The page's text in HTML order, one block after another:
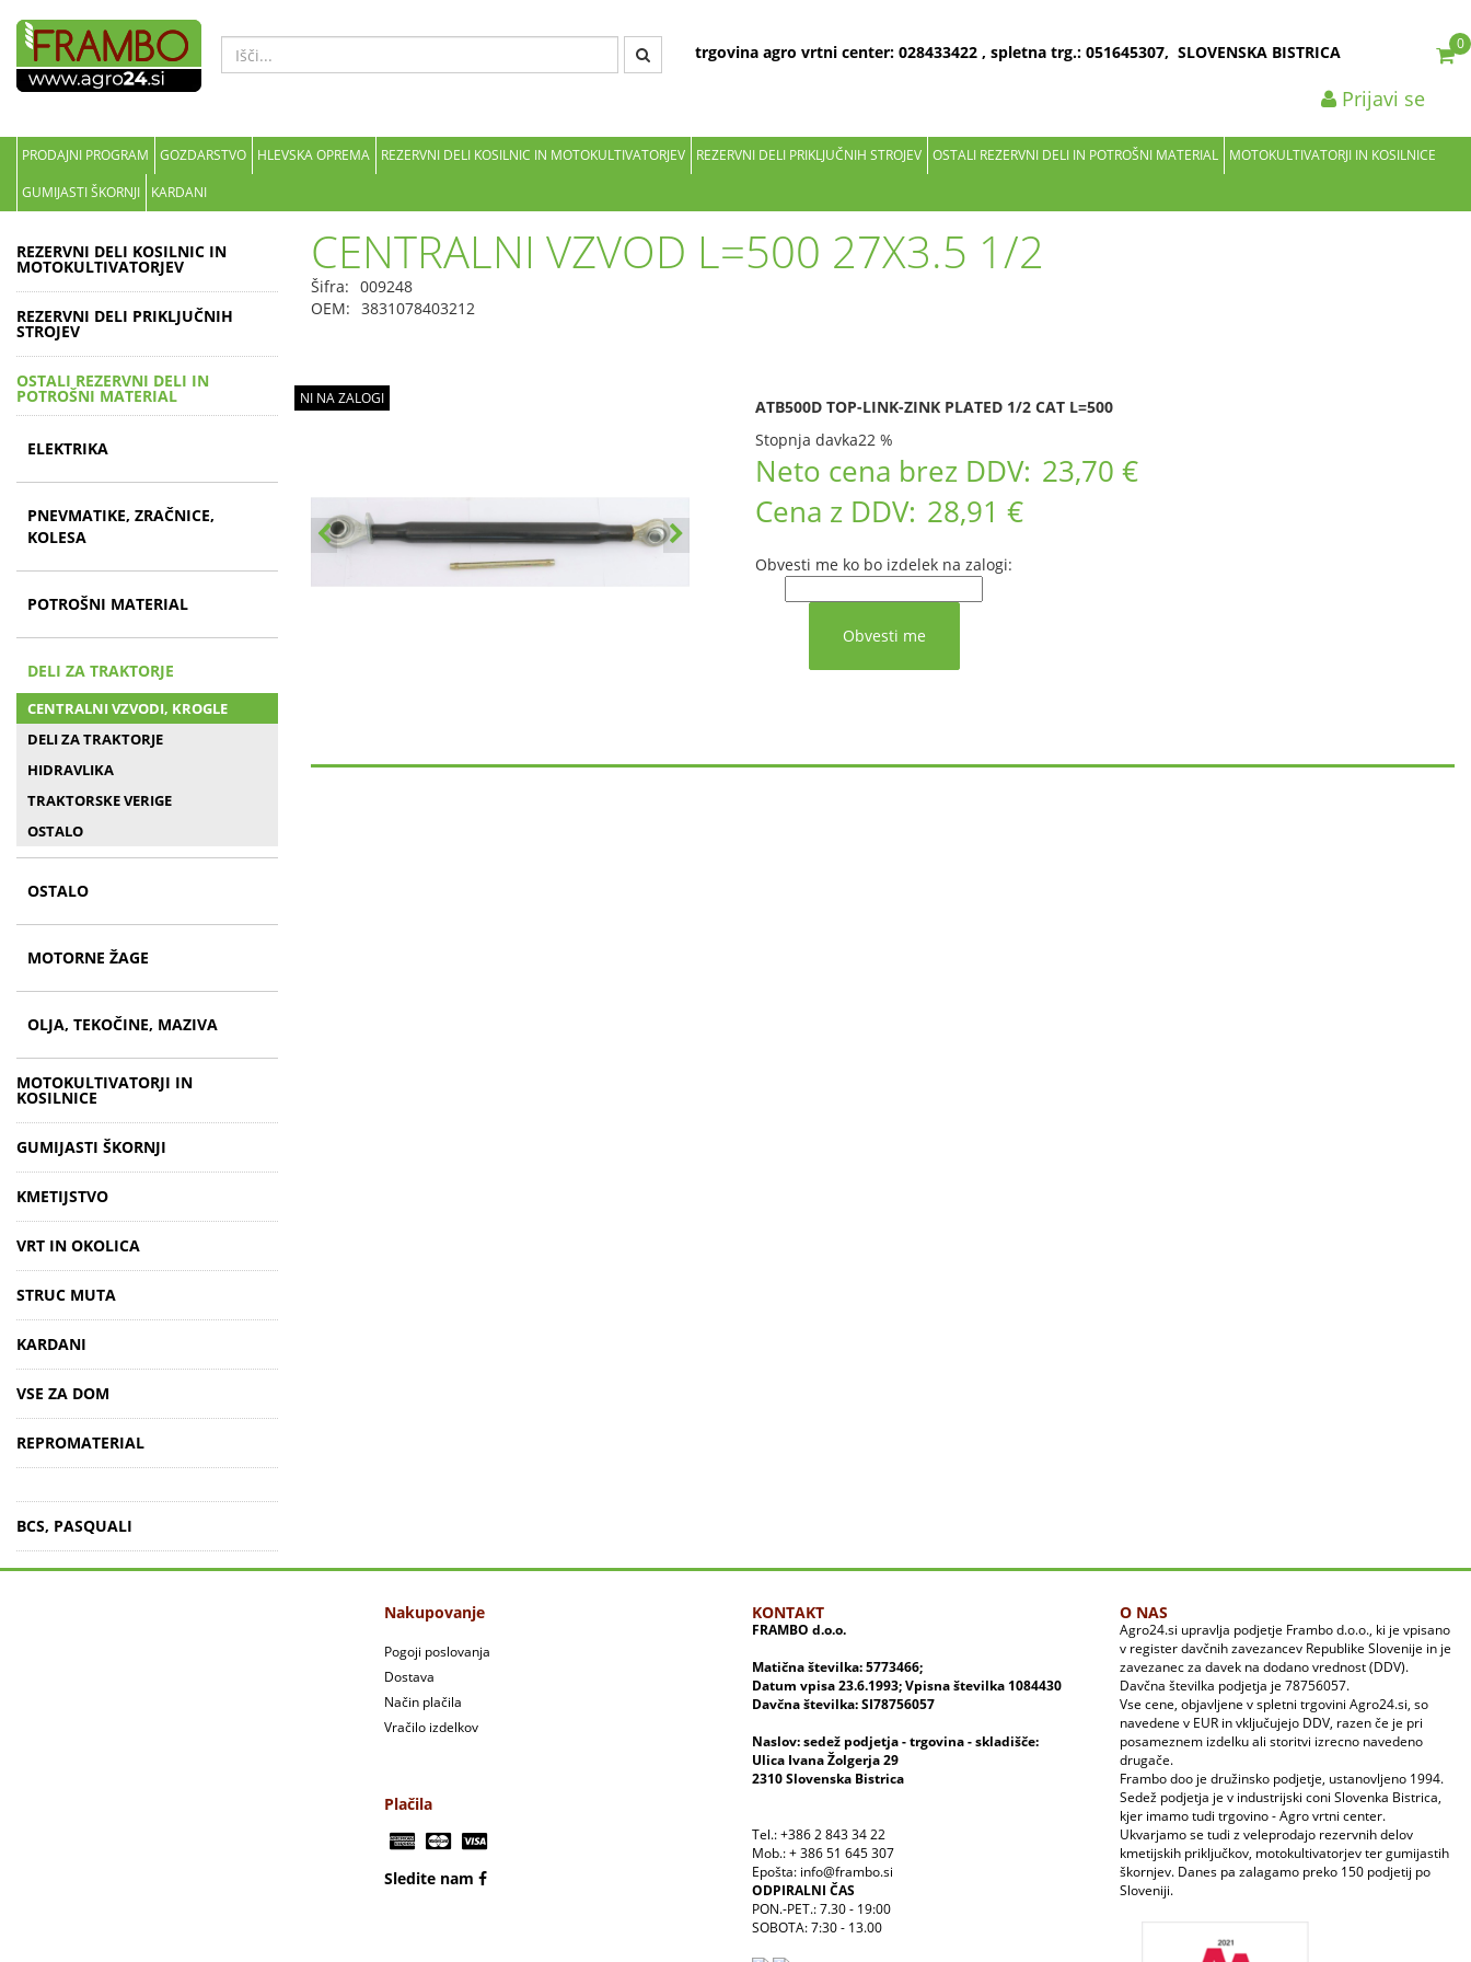
trgovina agro vrtni center: 028433422 , spletna trg.: 051645307, SLOVENSKA BISTRICA 0
Prijavi se
PRODAJNI PROGRAM GOZDARSTVO HLEVSKA OPREMA REZERVNI DELI KOSILNIC IN MOTOKULTIVATORJEV REZERVNI DELI PRIKLJUČNIH STROJEV OSTALI REZERVNI DELI IN POTROŠNI MATERIAL
MOTOKULTIVATORJI IN KOSILNICE
GUMIJASTI ŠKORNJI
KARDANI
REZERVNI DELI KOSILNIC IN
MOTOKULTIVATORJEV
REZERVNI DELI PRIKLJUČNIH
STROJEV
OSTALI REZERVNI DELI IN
POTROŠNI MATERIAL
ELEKTRIKA
PNEVMATIKE, ZRAČNICE,
KOLESA
POTROŠNI MATERIAL
DELI ZA TRAKTORJE
CENTRALNI VZVODI, KROGLE
DELI ZA TRAKTORJE
HIDRAVLIKA
TRAKTORSKE VERIGE
OSTALO
OSTALO
MOTORNE ŽAGE
OLJA, TEKOČINE, MAZIVA
MOTOKULTIVATORJI IN
KOSILNICE
GUMIJASTI ŠKORNJI
KMETIJSTVO
VRT IN OKOLICA
STRUC MUTA
KARDANI
VSE ZA DOM
REPROMATERIAL
BCS, PASQUALI
CENTRALNI VZVOD L=500 27X3.5 1/2
Šifra: 009248
OEM: 3831078403212
NI NA ZALOGI
ATB500D TOP-LINK-ZINK PLATED 1/2 CAT L=500
Stopnja davka22 %
Neto cena brez DDV: 23,70 €
Cena z DDV: 28,91 €
Obvesti me ko bo izdelek na zalogi:
Nakupovanje
Pogoji poslovanja
Dostava
Način plačila
Vračilo izdelkov
Plačila
Sledite nam
KONTAKT
FRAMBO d.o.o.
Matična številka: 5773466;
Datum vpisa 23.6.1993; Vpisna številka 1084430
Davčna številka: SI78756057
Naslov: sedež podjetja - trgovina - skladišče:
Ulica Ivana Žolgerja 29
2310 Slovenska Bistrica
Tel.: +386 2 843 34 22
Mob.: + 386 51 645 307
Epošta: info@frambo.si
ODPIRALNI ČAS
PON.-PET.: 7.30 - 19:00
SOBOTA: 7:30 - 13.00
O NAS
Agro24.si upravlja podjetje Frambo d.o.o., ki je vpisano
v register davčnih zavezancev Republike Slovenije in je
zavezanec za davek na dodano vrednost (DDV).
Davčna številka podjetja je 78756057.
Vse cene, objavljene v spletni trgovini Agro24.si, so
navedene v EUR in vključujejo DDV, razen če je pri
posameznem izdelku ali storitvi izrecno navedeno
drugače.
Frambo doo je družinsko podjetje, ustanovljeno 1994.
Sedež podjetja je v industrijski coni Slovenka Bistrica,
kjer imamo tudi trgovino - Agro vrtni center.
Ukvarjamo se tudi z veleprodajo rezervnih delov
kmetijskih priključkov, motokultivatorjev ter gumijastih
škornjev. Danes pa zalagamo preko 150 podjetij po
Sloveniji.